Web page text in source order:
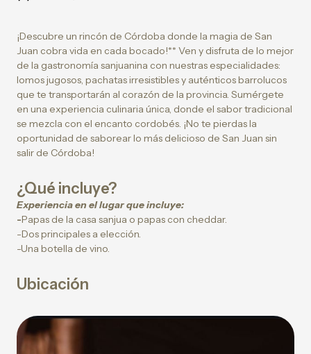
¡Descubre un rincón de Córdoba donde la magia de San
Juan cobra vida en cada bocado!** Ven y disfruta de lo mejor
de la gastronomía sanjuanina con nuestras especialidades:
lomos jugosos, pachatas irresistibles y auténticos barrolucos
que te transportarán al corazón de la provincia. Sumérgete
en una experiencia culinaria única, donde el sabor tradicional
se mezcla con el encanto cordobés. ¡No te pierdas la
oportunidad de saborear lo más delicioso de San Juan sin
salir de Córdoba!
¿Qué incluye?
Experiencia en el lugar que incluye:
-Papas de la casa sanjua o papas con cheddar.
-Dos principales a elección.
-Una botella de vino.
Ubicación